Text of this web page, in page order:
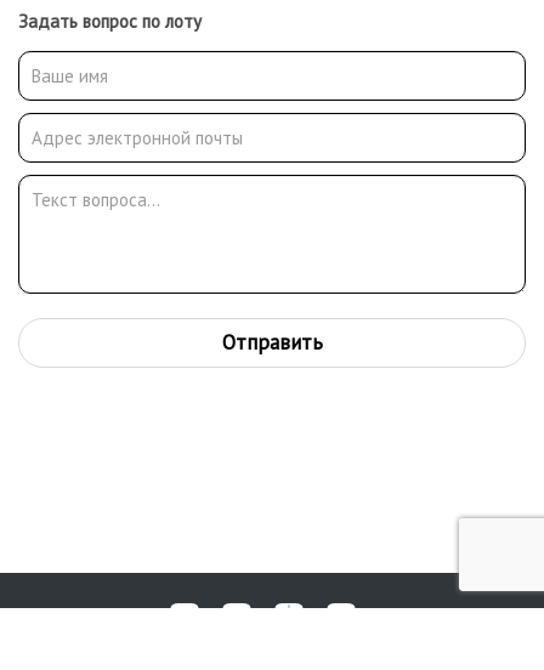
получил 1-ю премию за плакат «Да здравствует мировой
Октябрь». С 1920-х годов исполнял станковые гравюры на
дереве и линолеуме, изображал русские и европейские
исторические архитектурные памятники. С 1920 по 1924
преподавал в Московских художественно-промышленных
мастерских печатного дела, с 1924 по 1930 в Центральной
полиграфической школе ФЗУ им. Борщевского, с 1935 по 1941
в школе ФЗУ комбината «Правда».С 1935 - доцент. С 1950 и
до конца жизни преподавал в МХИ им. В. И. Сурикова как
АХРР (1926), секцию граверов ОПХ в Ленинграде (1928-1929),
Союз советских художников в Москве (1931-1932). Работы
экспонировались с 1922 (на первой русской художественной
выставке в Берлине в галерее Ван-Димена). Принимал
Задать вопрос по лоту
Отправить